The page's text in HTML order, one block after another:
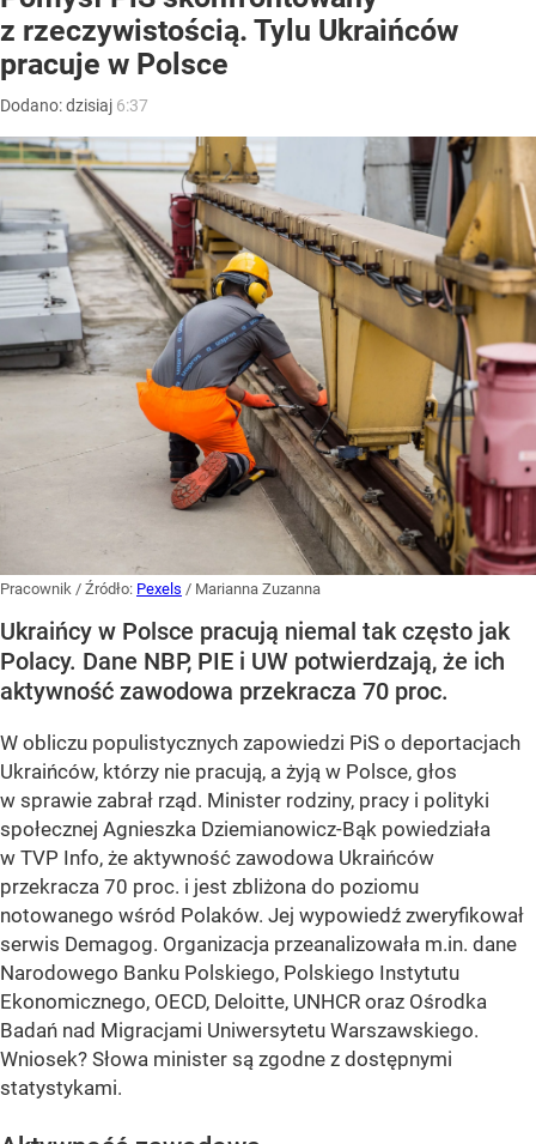
z rzeczywistością. Tylu Ukraińców
pracuje w Polsce
Dodano:dzisiaj 6:37
Pracownik / Źródło: Pexels / Marianna Zuzanna
Ukraińcy w Polsce pracują niemal tak często jak
Polacy. Dane NBP, PIE i UW potwierdzają, że ich
aktywność zawodowa przekracza 70 proc.
W obliczu populistycznych zapowiedzi PiS o deportacjach
Ukraińców, którzy nie pracują, a żyją w Polsce, głos
w sprawie zabrał rząd. Minister rodziny, pracy i polityki
społecznej Agnieszka Dziemianowicz-Bąk powiedziała
w TVP Info, że aktywność zawodowa Ukraińców
przekracza 70 proc. i jest zbliżona do poziomu
notowanego wśród Polaków. Jej wypowiedź zweryfikował
serwis Demagog. Organizacja przeanalizowała m.in. dane
Narodowego Banku Polskiego, Polskiego Instytutu
Ekonomicznego, OECD, Deloitte, UNHCR oraz Ośrodka
Badań nad Migracjami Uniwersytetu Warszawskiego.
Wniosek? Słowa minister są zgodne z dostępnymi
statystykami.